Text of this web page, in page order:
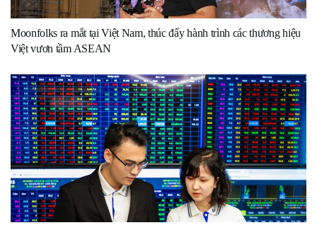
Moonfolks ra mắt tại Việt Nam, thúc đẩy hành trình các thương hiệu
Việt vươn tầm ASEAN